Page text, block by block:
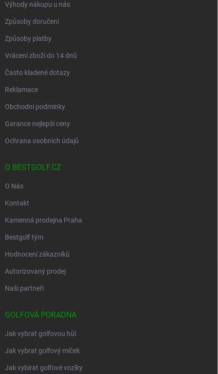
Výhody nákupu u nás
Způsoby doručení
Způsoby platby
Vrácení zboží do 14 dnů
Často kladené dotazy
Reklamace
Obchodní podmínky
Garance nejlepší ceny
Ochrana osobních údajů
O BESTGOLF.CZ
O Nás
Kontakt
Kamenná prodejna Praha
Bestgolf tým
Hodnocení zákazníků
Autorizovaný prodej
Naši partneři
GOLFOVÁ PORADNA
Jak vybrat golfovou hůl
Jak vybrat golfový míček
Jak vybírat golfové vozíky